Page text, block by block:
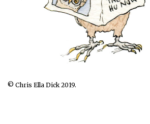
© Chris Ella Dick 2019.